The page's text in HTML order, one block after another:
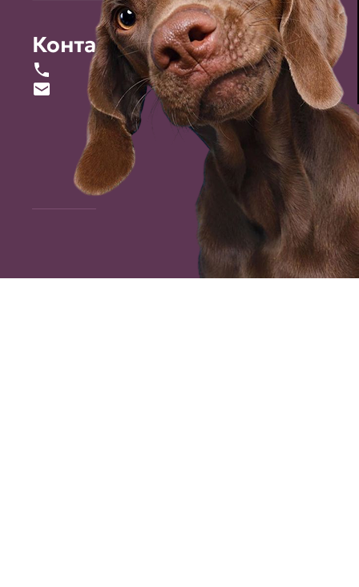
Контакты